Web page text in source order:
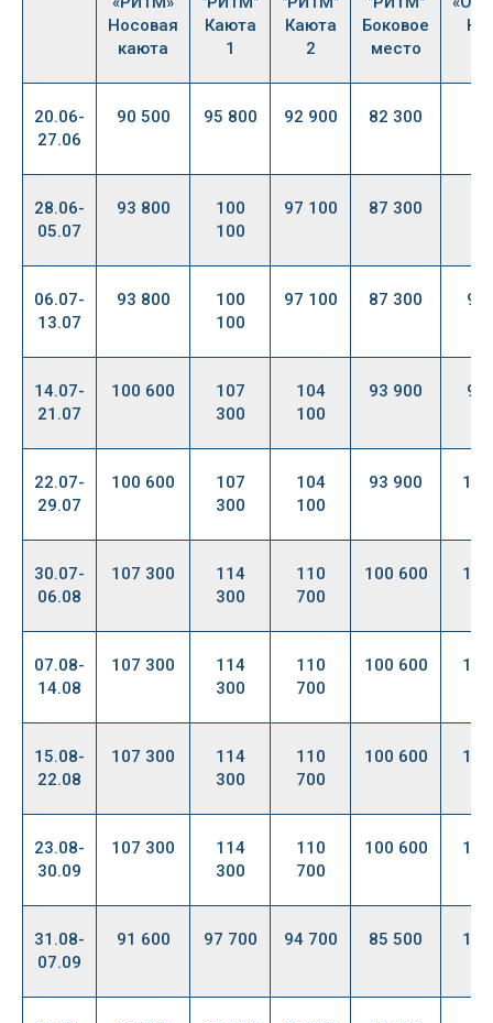
Носовая
каюта
Каюта
1
Каюта
2
Боковое
место
20.06-
27.06
90 500 95 800 92 900 82 300
28.06-
05.07
93 800
100
100
97 100 87 300
06.07-
13.07
93 800
100
100
97 100 87 300 97
14.07-
21.07
100 600
107
300
104
100
93 900 97
22.07-
29.07
100 600
107
300
104
100
93 900
30.07-
06.08
107 300
114
300
110
700
100 600
07.08-
14.08
107 300
114
300
110
700
100 600
15.08-
22.08
107 300
114
300
110
700
100 600
23.08-
30.09
107 300
114
300
110
700
100 600
31.08-
07.09
91 600 97 700 94 700 85 500